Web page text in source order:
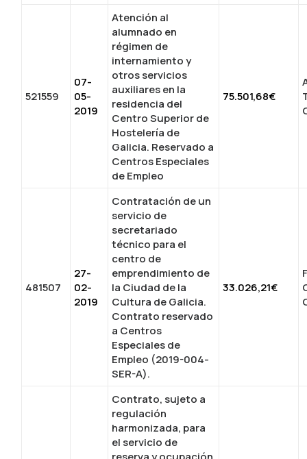
521559
07-
05-
2019
Atención al
alumnado en
régimen de
internamiento y
otros servicios
auxiliares en la
residencia del
Centro Superior de
Hostelería de
Galicia. Reservado a
Centros Especiales
de Empleo
75.501,68€
481507
27-
02-
2019
Contratación de un
servicio de
secretariado
técnico para el
centro de
emprendimiento de
la Ciudad de la
Cultura de Galicia.
Contrato reservado
a Centros
Especiales de
Empleo (2019-004-
SER-A).
33.026,21€
Contrato, sujeto a
regulación
harmonizada, para
el servicio de